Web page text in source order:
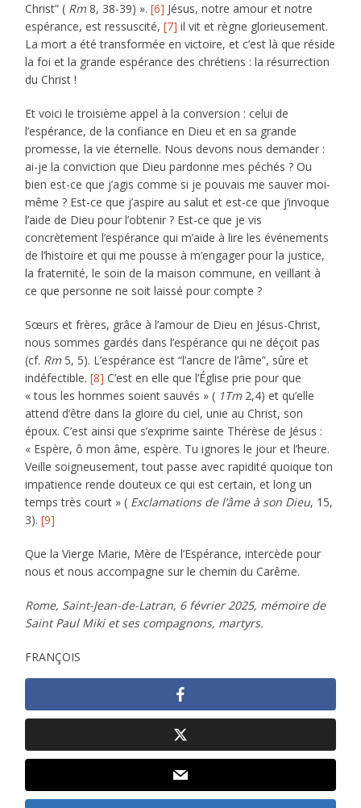
Christ” ( Rm8, 38-39) ».[6] Jésus, notre amour et notre
espérance, est ressuscité,[7] il vit et règne glorieusement.
La mort a été transformée en victoire, et c’est là que réside
la foi et la grande espérance des chrétiens : la résurrection
du Christ !
Et voici le troisième appel à la conversion : celui de
l’espérance, de la confiance en Dieu et en sa grande
promesse, la vie éternelle. Nous devons nous demander :
ai-je la conviction que Dieu pardonne mes péchés ? Ou
bien est-ce que j’agis comme si je pouvais me sauver moi-
même ? Est-ce que j’aspire au salut et est-ce que j’invoque
l’aide de Dieu pour l’obtenir ? Est-ce que je vis
concrètement l’espérance qui m’aide à lire les événements
de l’histoire et qui me pousse à m’engager pour la justice,
la fraternité, le soin de la maison commune, en veillant à
ce que personne ne soit laissé pour compte ?
Sœurs et frères, grâce à l’amour de Dieu en Jésus-Christ,
nous sommes gardés dans l’espérance qui ne déçoit pas
(cf. Rm 5, 5). L’espérance est “l’ancre de l’âme”, sûre et
indéfectible.[8] C’est en elle que l’Église prie pour que
« tous les hommes soient sauvés » ( 1Tm 2,4) et qu’elle
attend d’être dans la gloire du ciel, unie au Christ, son
époux. C’est ainsi que s’exprime sainte Thérèse de Jésus :
« Espère, ô mon âme, espère. Tu ignores le jour et l’heure.
Veille soigneusement, tout passe avec rapidité quoique ton
impatience rende douteux ce qui est certain, et long un
temps très court » ( Exclamations de l’âme à son Dieu, 15,
3).[9]
Que la Vierge Marie, Mère de l’Espérance, intercède pour
nous et nous accompagne sur le chemin du Carême.
Rome, Saint-Jean-de-Latran, 6 février 2025, mémoire de
Saint Paul Miki et ses compagnons, martyrs.
FRANÇOIS